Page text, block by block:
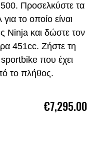
Προσελκύστε τα
το οποίο είναι
Ninja και δώστε τον
451cc. Ζήστε τη
που έχει
το πλήθος.
€7,295.00